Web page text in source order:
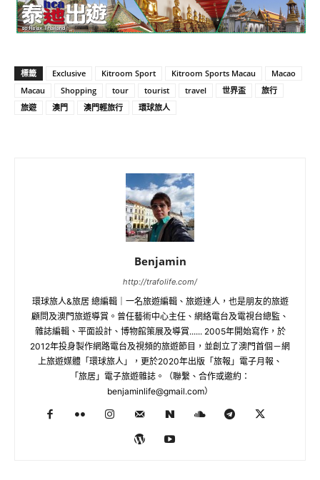
標籤 Exclusive Kitroom Sport Kitroom Sports Macau
Macao
Macau
Shopping tour tourist travel 世界盃
旅行
旅遊
澳門 澳門輕旅行 環球旅人
Benjamin
http://trafolife.com/
環球旅人&旅居 總編輯｜一名旅遊編輯、旅遊達人，也是朋友的旅遊
顧問及澳門旅遊導賞。曾任藝術中心主任、網絡電台及電視台總監、
雜誌編輯、平面設計、博物館策展及導賞...... 2005年開始寫作，於
2012年投身製作網路電台及視頻的旅遊節目，並創立了澳門首個－網
上旅遊媒體「環球旅人」，更於2020年出版「旅報」電子月報、
「旅居」電子旅遊雜誌。（聯繫、合作或邀約：
benjaminlife@gmail.com）